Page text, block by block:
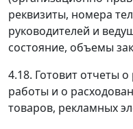
реквизиты, номера
руководителей и
состояние, объемы
4.18. Готовит отчеты
работы и о
товаров, рекламных